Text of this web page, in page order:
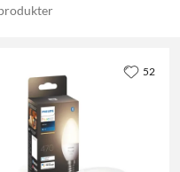
52